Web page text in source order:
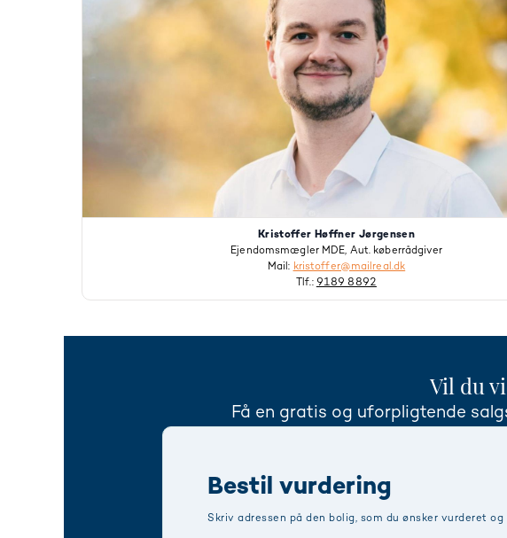
Kristoffer Høffner Jørgensen
Ejendomsmægler MDE, Aut. køberrådgiver
Mail: kristoffer@mailreal.dk
Tlf.: 9189 8892
Vil du
Få en gratis og uforpligtende
Bestil vurdering
Skriv adressen på den bolig, som du ønsker vurderet